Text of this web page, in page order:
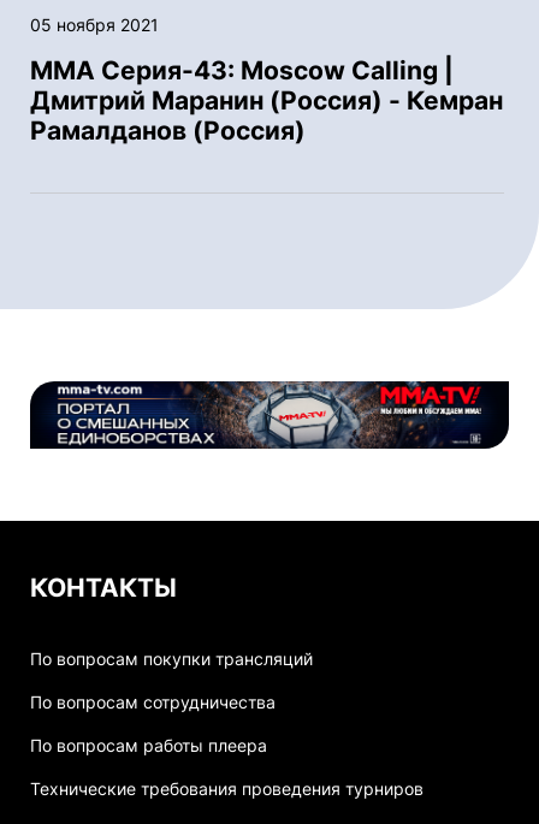
05 ноября 2021
ММА Серия-43: Moscow Calling |
Дмитрий Маранин (Россия) - Кемран
Рамалданов (Россия)
КОНТАКТЫ
По вопросам покупки трансляций
По вопросам сотрудничества
По вопросам работы плеера
Технические требования проведения турниров